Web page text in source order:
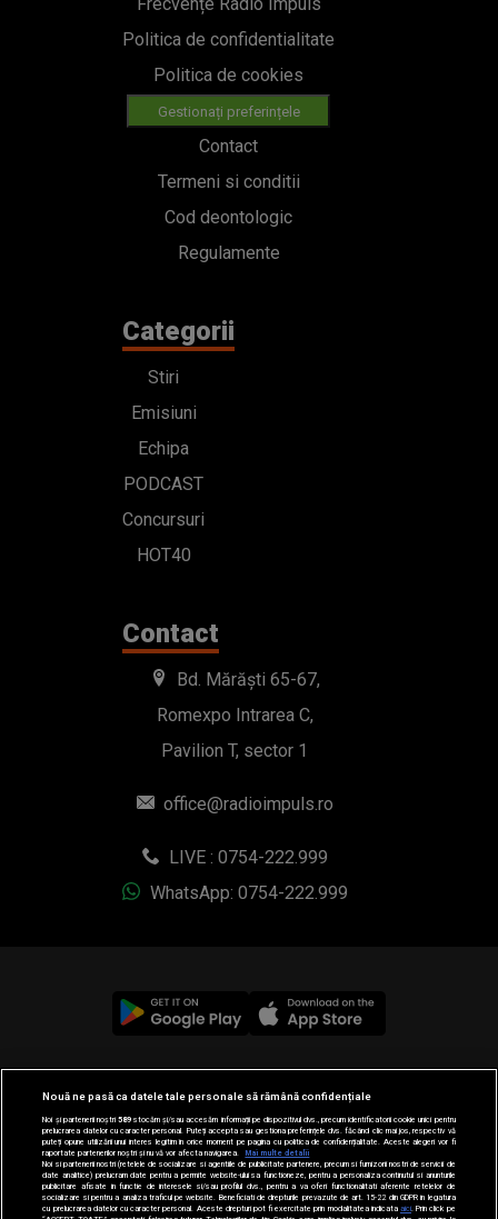
Politica de confidentialitate
Politica de cookies
Gestionați preferințele
Contact
Termeni si conditii
Cod deontologic
Regulamente
Categorii
Stiri
Emisiuni
Echipa
PODCAST
Concursuri
HOT40
Contact
Bd. Mărăști 65-67,
Romexpo Intrarea C,
Pavilion T, sector 1
office@radioimpuls.ro
LIVE : 0754-222.999
WhatsApp: 0754-222.999
© 2019-2026 DOGAN MEDIA INTERNATIONAL SA, Toate
drepturile rezervate.
Nouă ne pasă ca datele tale personale să rămână confidențiale
Noi și partenerii noștri589stocăm și/sau accesăm informații pe dispozitivul dvs., precum identificatorii cookie unici pentru
prelucrarea datelor cu caracter personal. Puteți accepta sau gestiona preferințele dvs. făcând clic mai jos, respectiv vă
puteți opune utilizării unui interes legitim în orice moment pe pagina cu politica de confidențialitate. Aceste alegeri vor fi
raportate partenerilor noștri și nu vă vor afecta navigarea.
Mai multe detalii
Noi si partenerii nostri (retelele de socializare si agentiile de publicitate partenere, precum si furnizorii nostri de servicii de
date analitice) prelucram date pentru a permite website-ului sa functioneze, pentru a personaliza continutul si anunturile
publicitare afisate in functie de interesele si/sau profilul dvs., pentru a va oferi functionalitati aferente retelelor de
socializare si pentru a analiza traficul pe website. Beneficiati de drepturile prevazute de art. 15-22 din GDPR in legatura
cu prelucrarea datelor cu caracter personal. Aceste drepturi pot fi exercitate prin modalitatea indicataaici . Prin click pe